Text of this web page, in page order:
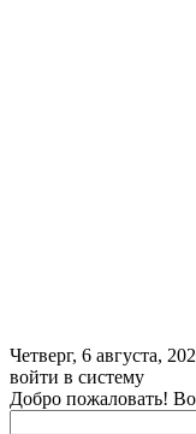
Четверг, 6 августа,
войти в систему
Добро пожаловать!